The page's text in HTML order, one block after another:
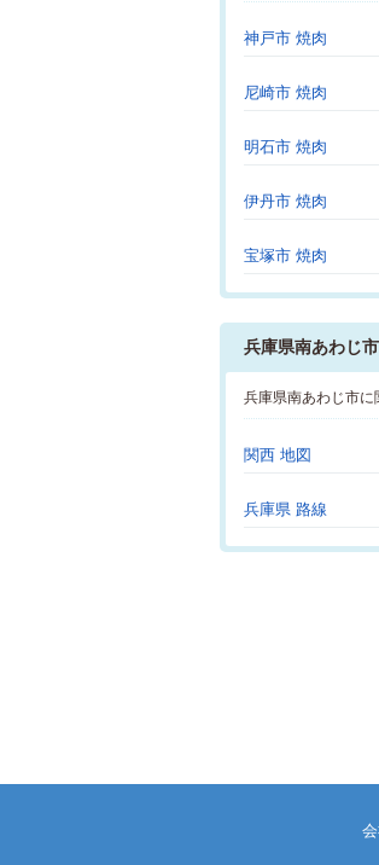
神戸市 焼肉
尼崎市 焼肉
明石市 焼肉
伊丹市 焼肉
宝塚市 焼肉
兵庫県南あわじ
兵庫県南あわじ市に
関西 地図
兵庫県 路線